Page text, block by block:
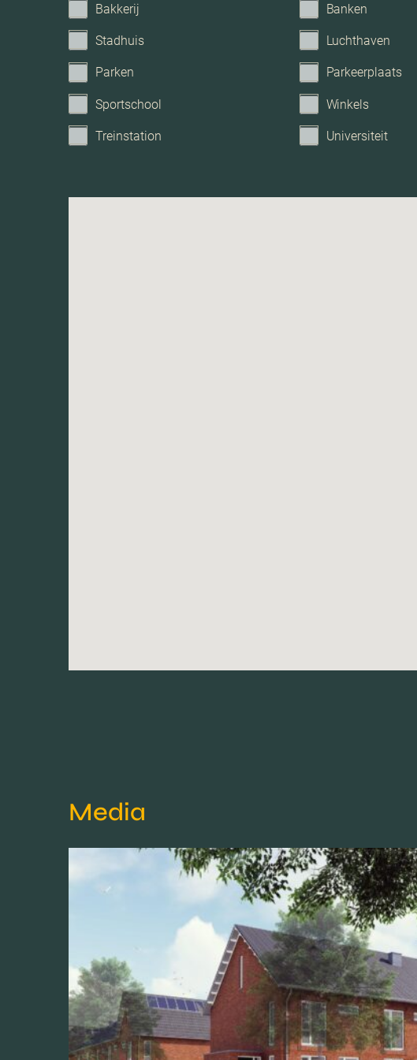
Hoofdtuin
Oppervlakte hoofdtuin
Bakkerij Banken
Stadhuis Luchthaven
Parken Parkeerplaats
Sportschool Winkels
Treinstation Universiteit
Media